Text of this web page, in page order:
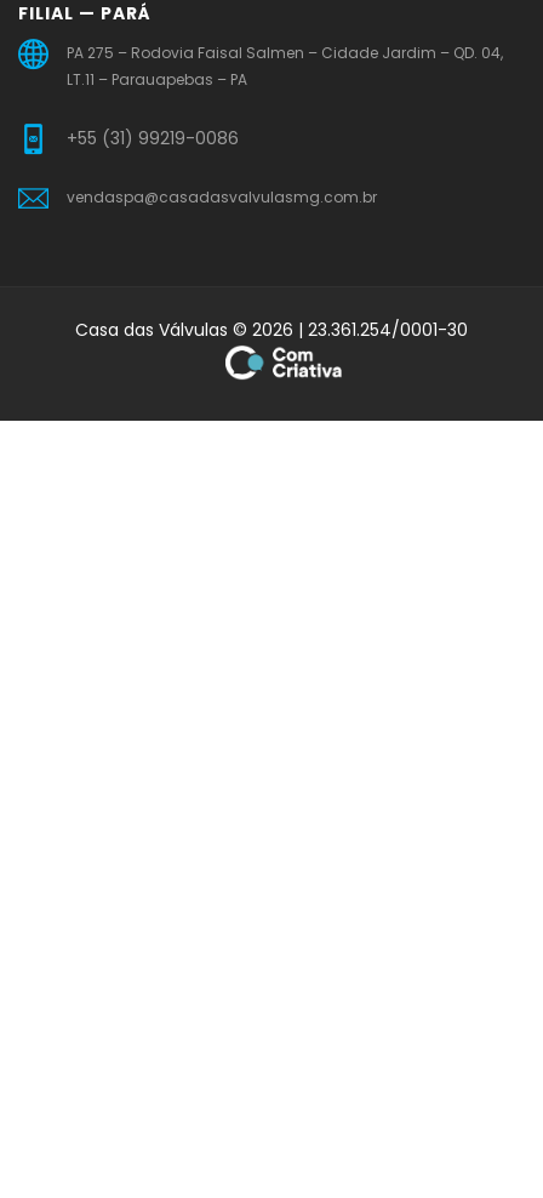
FILIAL — PARÁ
PA 275 – Rodovia Faisal Salmen – Cidade Jardim – QD. 04,
LT.11 – Parauapebas – PA
+55 (31) 99219-0086
vendaspa@casadasvalvulasmg.com.br
Casa das Válvulas © 2026 | 23.361.254/0001-30